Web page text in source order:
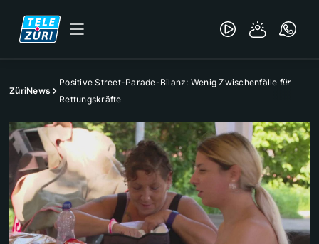
ZüriNews
Positive Street-Parade-Bilanz: Wenig Zwischenfälle für
Rettungskräfte